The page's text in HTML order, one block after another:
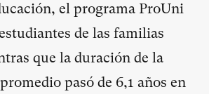
el programa ProUni
de las familias
que la duración de la
pasó de 6,1 años en